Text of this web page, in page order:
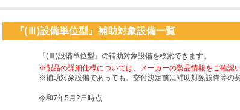
『(Ⅲ)設備単位型』補助対象設備一覧
『(Ⅲ)設備単位型』の補助対象設備を検索できます。
※製品の詳細仕様については、メーカーの製品情報をご確認
※補助対象設備であっても、交付決定前に補助対象設備等の
令和7年5月2日時点